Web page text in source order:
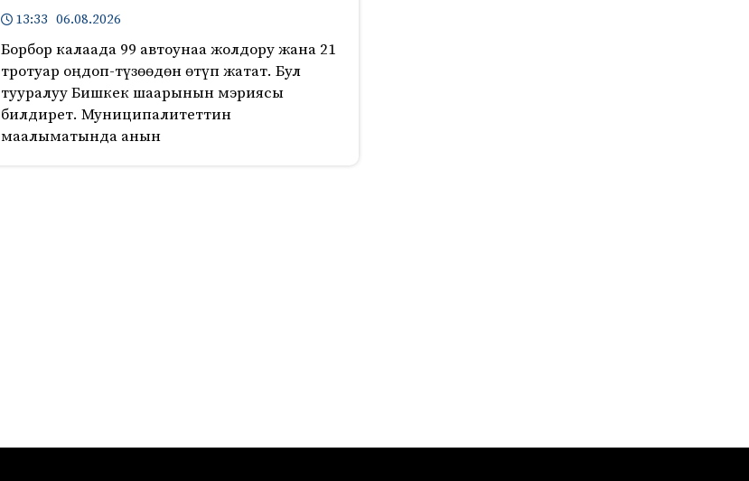
13:33 06.08.2026
Борбор калаада 99 автоунаа жолдору жана 21
тротуар оңдоп-түзөөдөн өтүп жатат. Бул
тууралуу Бишкек шаарынын мэриясы
билдирет. Муниципалитеттин
маалыматында анын